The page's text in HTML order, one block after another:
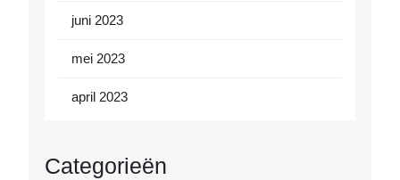
juni 2023
mei 2023
april 2023
Categorieën